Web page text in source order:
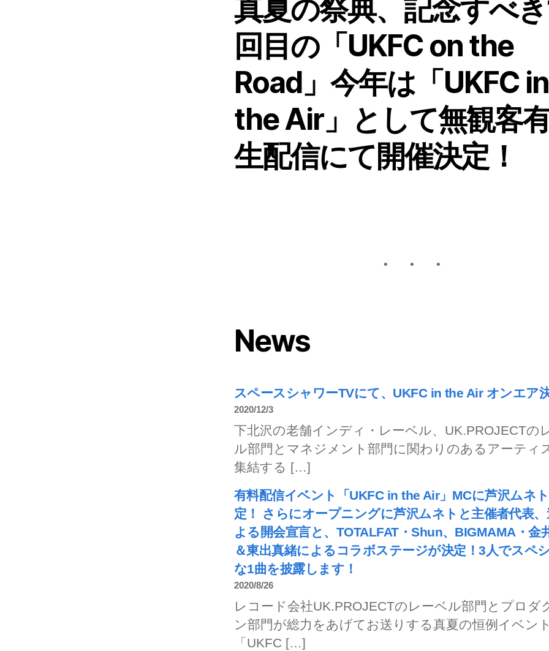
真夏の祭典、記念すべ
回目の「UKFC on the
Road」今年は「UKFC in
the Air」として無観客
生配信にて開催決定！
News
スペースシャワーTVにて、UKFC in the Air オンエア
2020/12/3
下北沢の老舗インディ・レーベル、UK.PROJECTの
ル部門とマネジメント部門に関わりのあるアーティ
集結する […]
有料配信イベント「UKFC in the Air」MCに芦沢ムネ
定！ さらにオープニングに芦沢ムネトと主催者代表、
よる開会宣言と、TOTALFAT・Shun、BIGMAMA・金
＆東出真緒によるコラボステージが決定！3人でスペ
な1曲を披露します！
2020/8/26
レコード会社UK.PROJECTのレーベル部門とプロダ
ン部門が総力をあげてお送りする真夏の恒例イベント
「UKFC […]